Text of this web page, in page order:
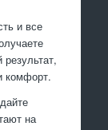
и все
комфорт.
на